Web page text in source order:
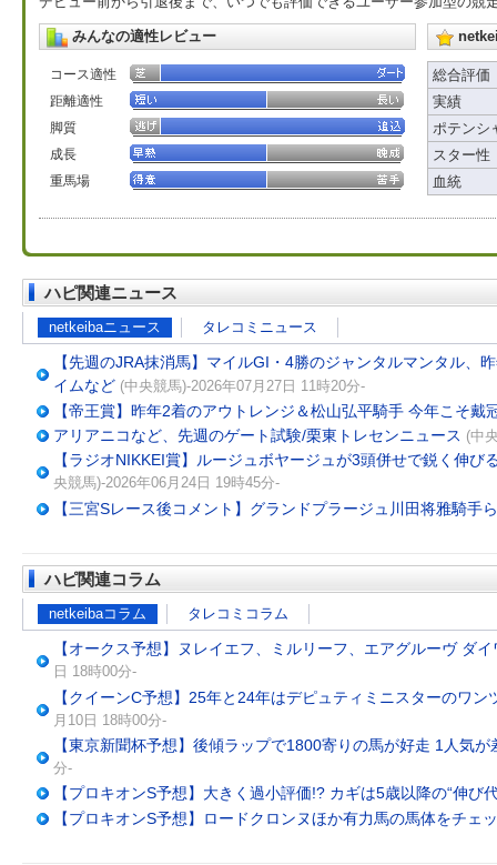
みんなの適性レビュー
コース適性
距離適性
脚質
成長
重馬場
総合評価
実績
ポテンシ
スター性
血統
ハピ関連ニュース
netkeibaニュース タレコミニュース
【先週のJRA抹消馬】マイルGI・4勝のジャンタルマンタル、
イムなど (中央競馬)-2026年07月27日 11時20分-
【帝王賞】昨年2着のアウトレンジ＆松山弘平騎手 今年こそ戴
アリアニコなど、先週のゲート試験/栗東トレセンニュース (中
【ラジオNIKKEI賞】ルージュボヤージュが3頭併せで鋭く伸
央競馬)-2026年06月24日 19時45分-
【三宮Sレース後コメント】グランドプラージュ川田将雅騎手ら
ハピ関連コラム
netkeibaコラム タレコミコラム
【オークス予想】ヌレイエフ、ミルリーフ、エアグルーヴ ダ
日 18時00分-
【クイーンC予想】25年と24年はデピュティミニスターのワ
月10日 18時00分-
【東京新聞杯予想】後傾ラップで1800寄りの馬が好走 1人気
分-
【プロキオンS予想】大きく過小評価!? カギは5歳以降の“伸び
【プロキオンS予想】ロードクロンヌほか有力馬の馬体をチェ